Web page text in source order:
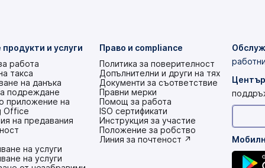
и услуги
работа
такса
на данъка
подреждане
приложение на
Office
на предавания
на услуги
на услуги
Право и compliance
Политика за поверителност
Допълнителни и други на тях
Документи за съответствие
Правни мерки
Помощ за работа
ISO сертификати
Инструкция за участие
(това
е
Положение за робство
(това
Линия за почтеност ↗